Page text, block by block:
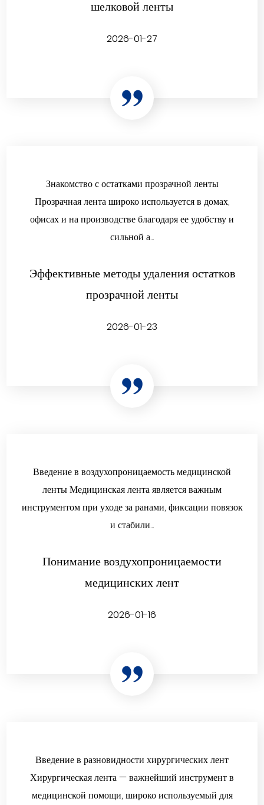
шелковой ленты
2026-01-27
Знакомство с остатками прозрачной ленты
Прозрачная лента широко используется в домах,
офисах и на производстве благодаря ее удобству и
сильной а...
Эффективные методы удаления остатков
прозрачной ленты
2026-01-23
Введение в воздухопроницаемость медицинской
ленты Медицинская лента является важным
инструментом при уходе за ранами, фиксации повязок
и стабили...
Понимание воздухопроницаемости
медицинских лент
2026-01-16
Введение в разновидности хирургических лент
Хирургическая лента — важнейший инструмент в
медицинской помощи, широко используемый для